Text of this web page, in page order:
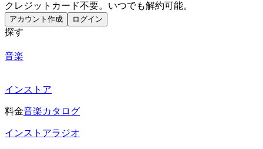
クレジットカード不要。いつでも解約可能。
アカウント作成 ログイン
探す
音楽
インストア
料金音楽カタログ
インストアラジオ